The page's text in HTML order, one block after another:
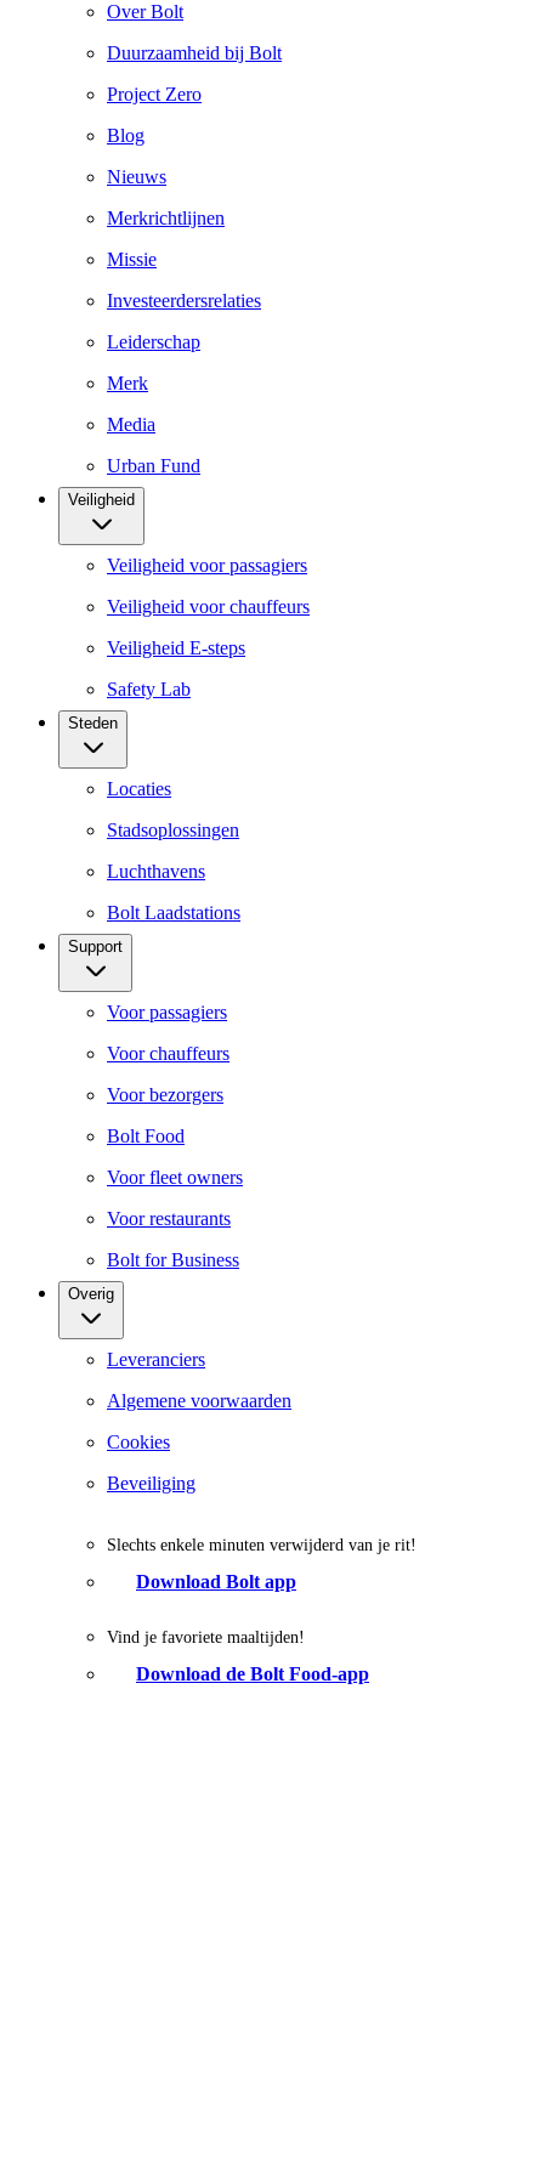
Over Bolt
Duurzaamheid bij Bolt
Project Zero
Blog
Nieuws
Merkrichtlijnen
Missie
Investeerdersrelaties
Leiderschap
Merk
Media
Urban Fund
Veiligheid
Veiligheid voor passagiers
Veiligheid voor chauffeurs
Veiligheid E-steps
Safety Lab
Steden
Locaties
Stadsoplossingen
Luchthavens
Bolt Laadstations
Support
Voor passagiers
Voor chauffeurs
Voor bezorgers
Bolt Food
Voor fleet owners
Voor restaurants
Bolt for Business
Overig
Leveranciers
Algemene voorwaarden
Cookies
Beveiliging
Slechts enkele minuten verwijderd van je rit!
Download Bolt app
Vind je favoriete maaltijden!
Download de Bolt Food-app